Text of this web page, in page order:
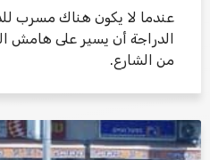
عندما لا يكون هناك مسرب
الدراجة أن يسير على هامش
من الشارع.